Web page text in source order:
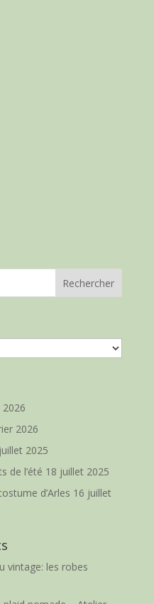
2026
2025
de l’été 18 juillet 2025
d’Arles 16 juillet
vintage: les robes